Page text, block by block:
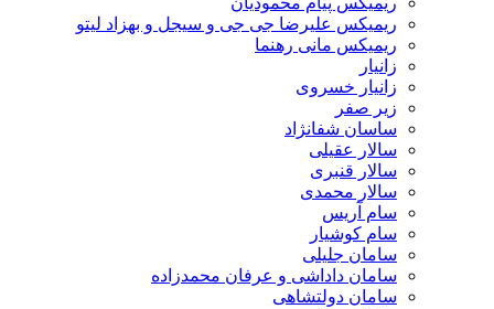
ریمیکس علیرضا جی جی و سیجل و بهزاد لیتو
ریمیکس مانی رهنما
زانیار
زانیار خسروی
زیر صفر
ساسان شفانژاد
سالار عقیلی
سالار قنبری
سالار محمدی
سام آریس
سام کوشیار
سامان جلیلی
سامان داداشی و عرفان محمدزاده
سامان دولتشاهی